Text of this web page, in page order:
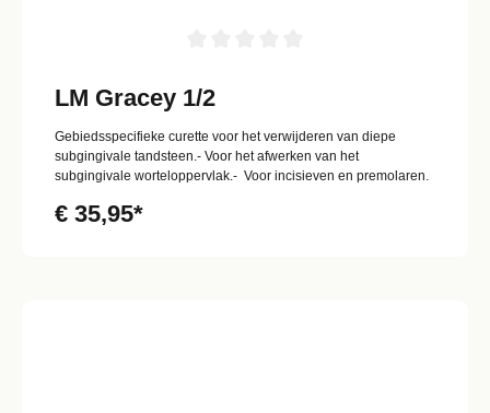
LM Gracey 1/2
Gebiedsspecifieke curette voor het verwijderen van diepe
subgingivale tandsteen.- Voor het afwerken van het
subgingivale worteloppervlak.- Voor incisieven en premolaren.
€ 35,95*